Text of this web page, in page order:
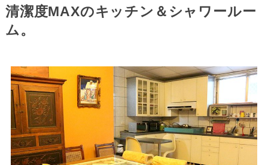
清潔度MAXのキッチン＆シャワールー
ム。